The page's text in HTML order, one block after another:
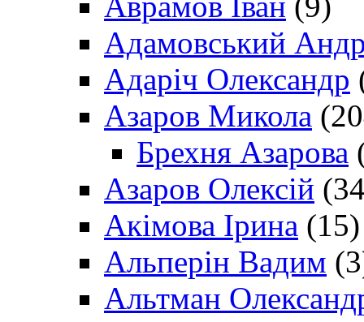
Адамовський
Адаріч Олександр
Азаров Микола
Брехня Азарова
Азаров Олексій
Акімова Ірина (15)
Альперін Вадим
Альтман